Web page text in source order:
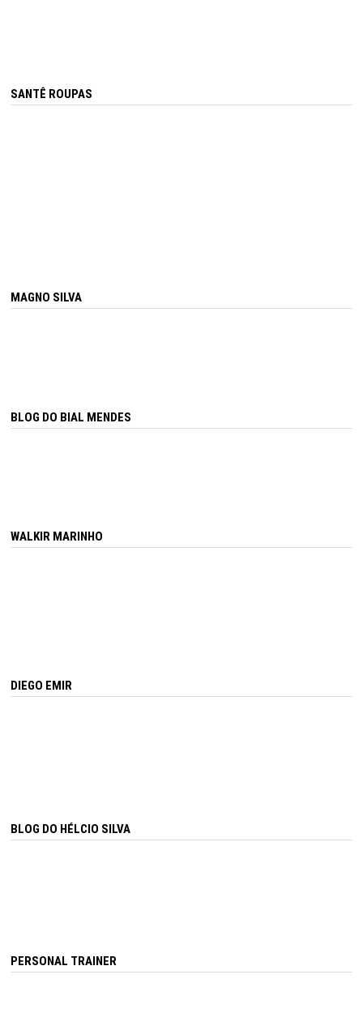
SANTÊ ROUPAS
MAGNO SILVA
BLOG DO BIAL MENDES
WALKIR MARINHO
DIEGO EMIR
BLOG DO HÉLCIO SILVA
PERSONAL TRAINER